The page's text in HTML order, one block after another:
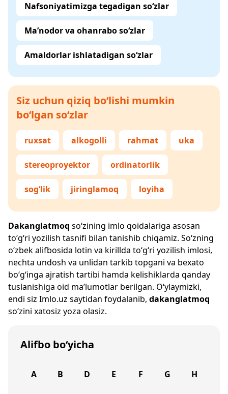
Nafsoniyatimizga tegadigan so‘zlar
Ma’nodor va ohanrabo so‘zlar
Amaldorlar ishlatadigan so‘zlar
Siz uchun qiziq bo‘lishi mumkin
bo‘lgan so‘zlar
ruxsat alkogolli rahmat uka
stereoproyektor ordinatorlik
sog‘lik jiringlamoq loyiha
Dakanglatmoq so‘zining imlo qoidalariga asosan
to‘g‘ri yozilish tasnifi bilan tanishib chiqamiz. So‘zning
o‘zbek alifbosida lotin va kirillda to‘g‘ri yozilish imlosi,
nechta undosh va unlidan tarkib topgani va bexato
bo‘g‘inga ajratish tartibi hamda kelishiklarda qanday
tuslanishiga oid ma’lumotlar berilgan. O‘ylaymizki,
endi siz Imlo.uz saytidan foydalanib, dakanglatmoq
so‘zini xatosiz yoza olasiz.
Alifbo bo‘yicha
A B D E F G H